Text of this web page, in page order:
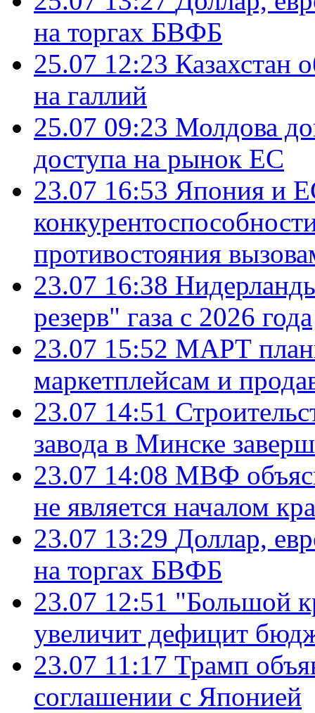
на торгах БВФБ
25.07 12:23 Казахстан
на галлий
25.07 09:23 Молдова
доступа на рынок ЕС
23.07 16:53 Япония и
противостояния
23.07 16:38
резерв" газа с 2026 года
23.07 15:52 МАРТ
маркетплейсам и
23.07 14:51
завода в Минске
23.07 14:08 МВФ
не является началом
23.07 13:29 Доллар,
на торгах БВФБ
23.07 12:51 "Большой
увеличит дефицит
23.07 11:17 Трамп
соглашении с Японией